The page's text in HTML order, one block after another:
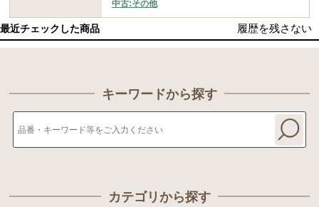
中古:その他
最近チェックした商品 履歴を残さない
キーワードから探す
カテゴリから探す